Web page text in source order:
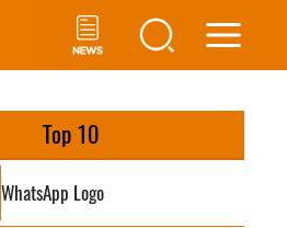
Top 10
WhatsApp Logo